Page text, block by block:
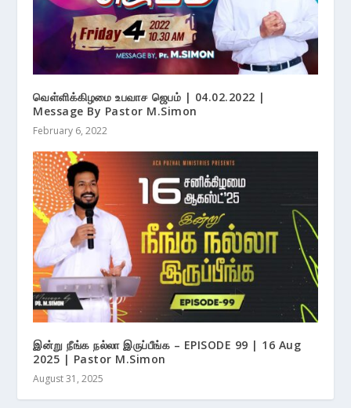
வெள்ளிக்கிழமை உபவாச ஜெபம் | 04.02.2022 |
Message By Pastor M.Simon
February 6, 2022
இன்று நீங்க நல்லா இருப்பீங்க – EPISODE 99 | 16 Aug
2025 | Pastor M.Simon
August 31, 2025